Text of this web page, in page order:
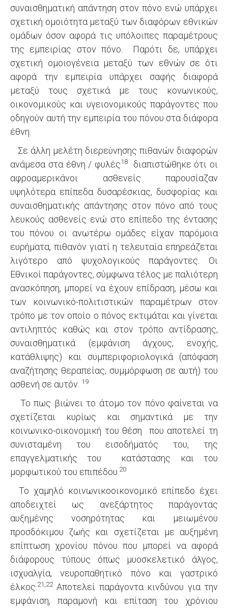
συναισθηματική απάντηση στον πόνο ενώ υπάρχει
σχετική ομοιότητα μεταξύ των διαφόρων εθνικών
ομάδων όσον αφορά τις υπόλοιπες παραμέτρους
της εμπειρίας στον πόνο. Παρότι δε, υπάρχει
σχετική ομοιογένεια μεταξύ των εθνών σε ότι
αφορά την εμπειρία υπάρχει σαφής διαφορά
μεταξύ τους σχετικά με τους κονωνικούς,
οικονομικούς και υγειονομικούς παράγοντες που
οδηγούν αυτή την εμπειρία του πόνου στα διάφορα
έθνη.
Σε άλλη μελέτη διερεύνησης πιθανών διαφορών
ανάμεσα στα έθνη / φυλές18
διαπιστώθηκε ότι οι
αφροαμερικάνοι ασθενείς παρουσίαζαν
υψηλότερα επίπεδα δυσαρέσκιας, δυσφορίας και
συναισθηματικής απάντησης στον πόνο από τους
λευκούς ασθενείς ενώ στο επίπεδο της έντασης
του πόνου οι ανωτέρω ομάδες είχαν παρόμοια
ευρήματα, πιθανόν γιατί η τελευταία επηρεάζεται
λιγότερο από ψυχολογικούς παράγοντες. Οι
Εθνικοί παράγοντες, σύμφωνα τέλος με παλιότερη
ανασκόπηση, μπορεί να έχουν επίδραση, μέσω και
των κοινωνικό-πολιτιστικών παραμέτρων στον
τρόπο με τον οποίο ο πόνος εκτιμάται και γίνεται
αντιληπτός καθώς και στον τρόπο αντίδρασης,
συναισθηματικά (εμφάνιση άγχους, ενοχής,
κατάθλιψης) και συμπεριφοριολογικά (απόφαση
αναζήτησης θεραπείας, συμμόρφωση σε αυτή) του
ασθενή σε αυτόν. 19
Το πως βιώνει το άτομο τον πόνο φαίνεται να
σχετίζεται κυρίως και σημαντικά με την
κοινωνικο-οικονομική του θέση που αποτελεί τη
συνισταμένη του εισοδήματός του, της
επαγγελματικής του κατάστασης και του
μορφωτικού του επιπέδου. 20
Το χαμηλό κοινωνικοοικονομικό επίπεδο έχει
αποδειχτεί ως ανεξάρτητος παράγοντας
αυξημένης νοσηρότητας και μειωμένου
προσδόκιμου ζωής και σχετίζεται με αυξημένη
επίπτωση χρονίου πόνου που μπορεί να αφορά
διάφορους τύπους όπως μυοσκελετικό άλγος,
ισχυαλγία, νευροπαθητικό πόνο και γαστρικό
έλκος. 21,22Αποτελεί παράγοντα κινδύνου για την
εμφάνιση, παραμονή και επίταση του χρόνιου